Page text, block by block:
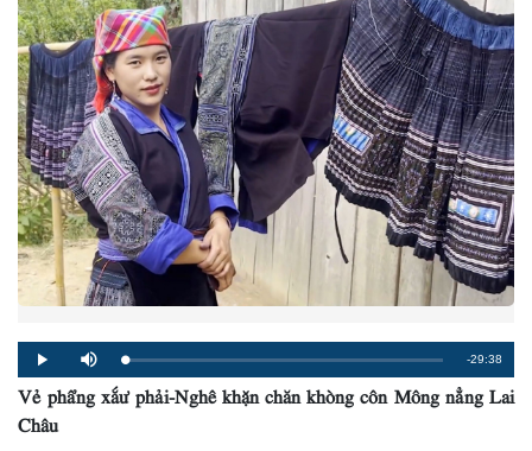
Play Mute Loaded:
0%
Progress:
0%
Remaining
Time
-29:38
Vẻ phẩng xắư phải-Nghê khặn chăn khòng côn Mông nẳng Lai
Châu